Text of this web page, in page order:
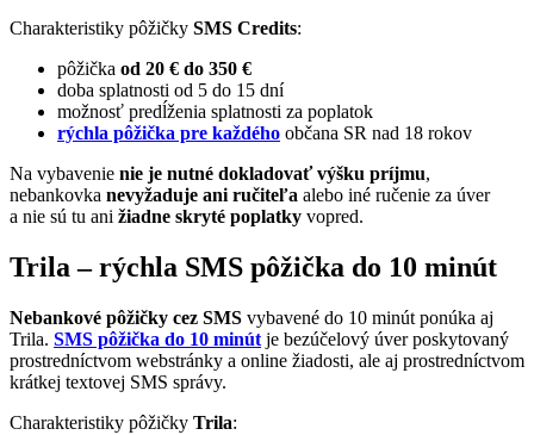
Charakteristiky pôžičky SMS Credits:
pôžička od 20 € do 350 €
doba splatnosti od 5 do 15 dní
možnosť predĺženia splatnosti za poplatok
rýchla pôžička pre každého občana SR nad 18 rokov
Na vybavenie nie je nutné dokladovať výšku príjmu,
nebankovka nevyžaduje ani ručiteľa alebo iné ručenie za úver
a nie sú tu ani žiadne skryté poplatky vopred.
Trila – rýchla SMS pôžička do 10 minút
Nebankové pôžičky cez SMS vybavené do 10 minút ponúka aj
Trila. SMS pôžička do 10 minút je bezúčelový úver poskytovaný
prostredníctvom webstránky a online žiadosti, ale aj prostredníctvom
krátkej textovej SMS správy.
Charakteristiky pôžičky Trila: